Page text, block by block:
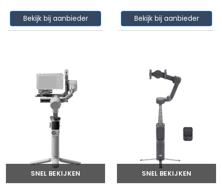
Bekijk bij aanbieder Bekijk bij aanbieder
SNEL BEKIJKEN SNEL BEKIJKEN